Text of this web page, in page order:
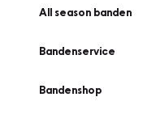
All season banden
Bandenservice
Bandenshop